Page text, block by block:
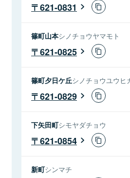
621-0831
篠町山本シノチョウヤマモト
621-0825
篠町夕日ケ丘シノチョウユウヒ
621-0829
下矢田町シモヤダチョウ
621-0854
新町シンマチ